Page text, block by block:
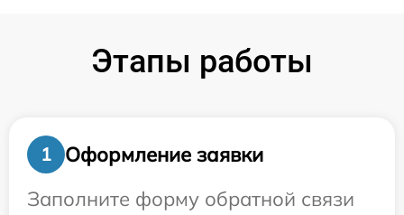
Этапы работы
1
Оформление заявки
Заполните форму обратной связи